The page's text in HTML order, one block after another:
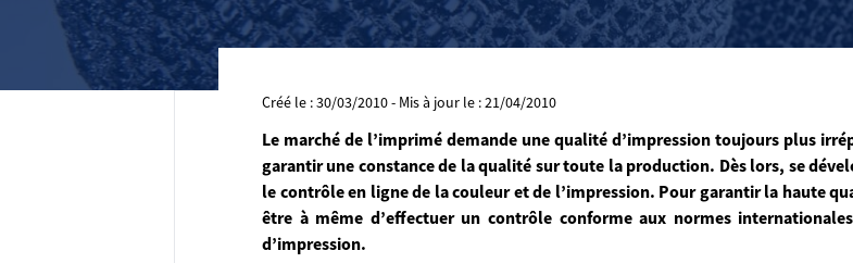
Créé le : 30/03/2010 - Mis à jour le : 21/04/2010
Le marché de l’imprimé demande une qualité d’impression toujours plus
garantir une constance de la qualité sur toute la production. Dès lors, se
le contrôle en ligne de la couleur et de l’impression. Pour garantir la haute
être à même d’effectuer un contrôle conforme aux normes
d’impression.